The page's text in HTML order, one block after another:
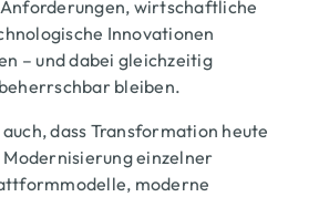
wirtschaftliche
Innovationen
– und dabei gleichzeitig
bleiben.
dass Transformation heute
Modernisierung einzelner
moderne